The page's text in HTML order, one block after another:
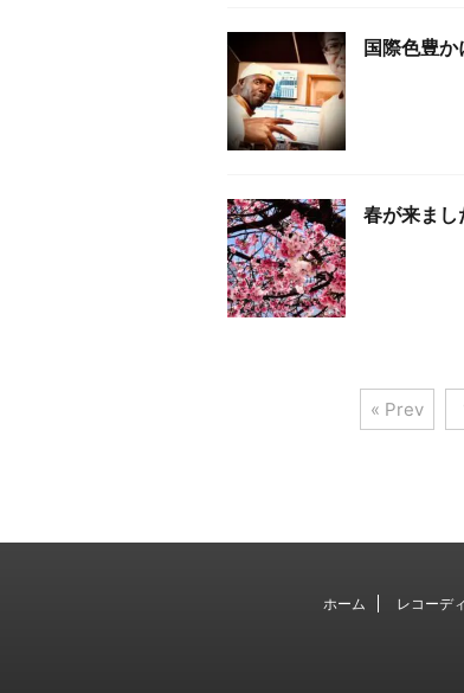
国際色豊か
春が来まし
« Prev
ホーム レコーデ